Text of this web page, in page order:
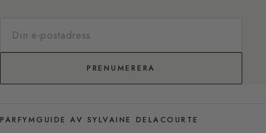
PRENUMERERA
PARFYMGUIDE AV SYLVAINE DELACOURTE